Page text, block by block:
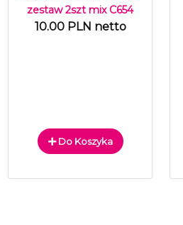
zestaw 2szt mix C654
10.00 PLN netto
Do Koszyka